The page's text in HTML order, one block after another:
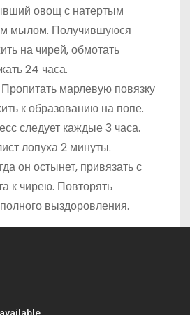
овощ с натертым
мылом. Получившуюся
на чирей, обмотать
24 часа.
марлевую повязку
к образованию на попе.
следует каждые 3 часа.
лопуха 2 минуты.
он остынет, привязать с
к чирею. Повторять
выздоровления.